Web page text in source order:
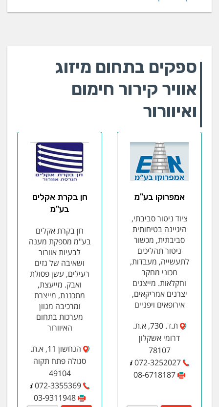
ספקים בתחום מיזוג
אוויר קירור חימום
ואיוורור
אמפרוקו בע"מ
ציוד ניטור סביבתי,
היגיינה בטיחותית
סביבתית, מכשור
ניטור תהליכים
לתעשייה, מעבדות,
מכוני מחקר
וחקלאות. מייצגים
יצרנים אמריקאים,
אירופאים ויפניים
ת.ד. 730, א.ת.
דרומי אשקלון
78107
072-3252027
08-6718187
חן בקרת אקלים
בע"מ
חן בקרת אקלים
בע"מ מספקת מענה
לבעיות אוורור
ושאיבה של גזים
רעילים, עשן פסולת
ואבק. מייעצת,
מתכננת, מייצרת
ומרכיבה מגוון
מערכות בתחום
האיוורור
הנחשון 11, א.ת.
סגולה פתח תקוה
49104
072-3355369
03-9311948